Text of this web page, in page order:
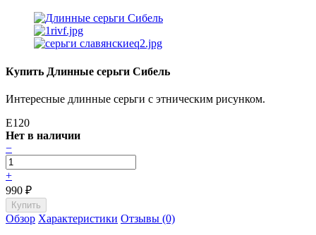
Купить Длинные серьги Сибель
Интересные длинные серьги с этническим рисунком.
E120
Нет в наличии
−
+
990 ₽
Обзор Характеристики Отзывы (0)